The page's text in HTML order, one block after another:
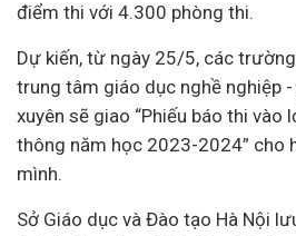
điểm thi với 4.300 phòng thi.
Dự kiến, từ ngày 25/5, các
trung tâm giáo dục nghề nghiệp
xuyên sẽ giao “Phiếu báo thi vào
thông năm học 2023-2024” cho
mình.
Sở Giáo dục và Đào tạo Hà Nội